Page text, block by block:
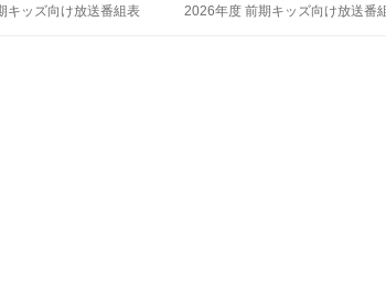
ン
キッズ向け放送番組表 2026年度 前期キッズ向け放送番